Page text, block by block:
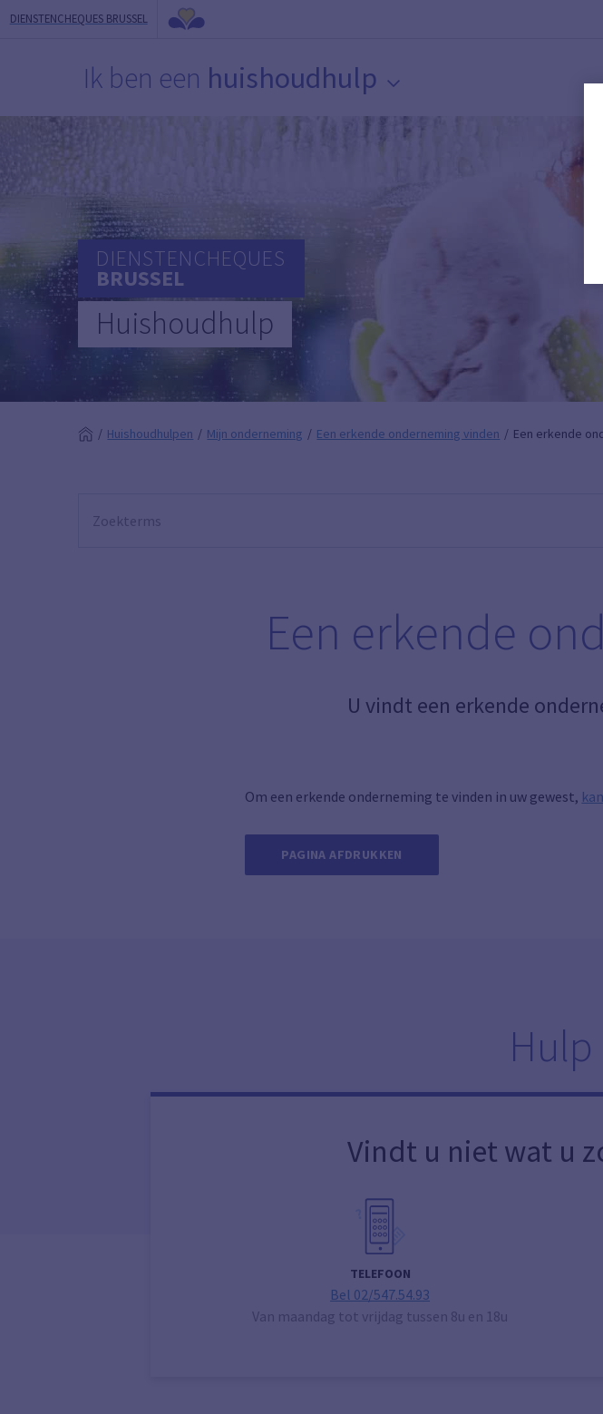
DIENSTENCHEQUES BRUSSEL
Ik ben een huishoudhulp
DIENSTENCHEQUES
BRUSSEL
Huishoudhulp
Huishoudhulpen Mijn onderneming Een erkende onderneming vinden Een erkende
Een erkende
U vindt een erkende
Om een erkende onderneming te vinden in uw gewest,
PAGINA AFDRUKKEN
Vindt u niet wat u
TELEFOON
Bel 02/547.54.93
Van maandag tot vrijdag tussen 8u en 18u